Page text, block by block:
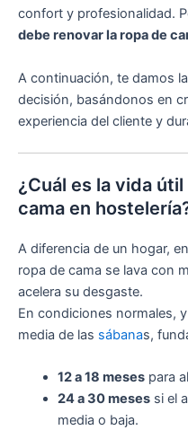
confort y profesionalidad.
debe renovar la ropa de
A continuación, te damos
decisión, basándonos en
experiencia del cliente y
¿Cuál es la vida
cama en
A diferencia de un hogar,
ropa de cama se lava con
acelera su desgaste.
En condiciones normales,
media de las sábanas,
12 a 18 mesespara
24 a 30 mesessi el
media o baja.